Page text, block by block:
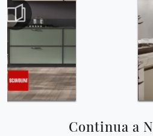
Continua a